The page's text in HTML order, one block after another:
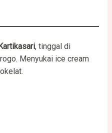
, tinggal di
Menyukai ice cream